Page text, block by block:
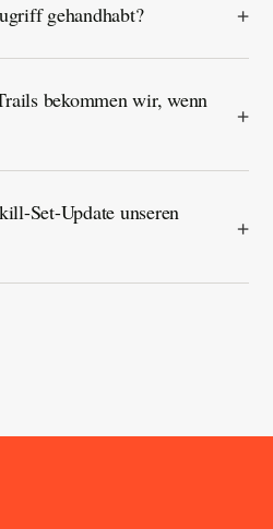
gehandhabt?
bekommen wir, wenn
Set-Update unseren